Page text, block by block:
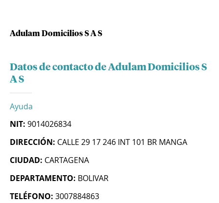
Adulam Domicilios S A S
Datos de contacto de Adulam Domicilios S
A S
Ayuda
NIT: 9014026834
DIRECCIÓN: CALLE 29 17 246 INT 101 BR MANGA
CIUDAD: CARTAGENA
DEPARTAMENTO: BOLIVAR
TELÉFONO: 3007884863